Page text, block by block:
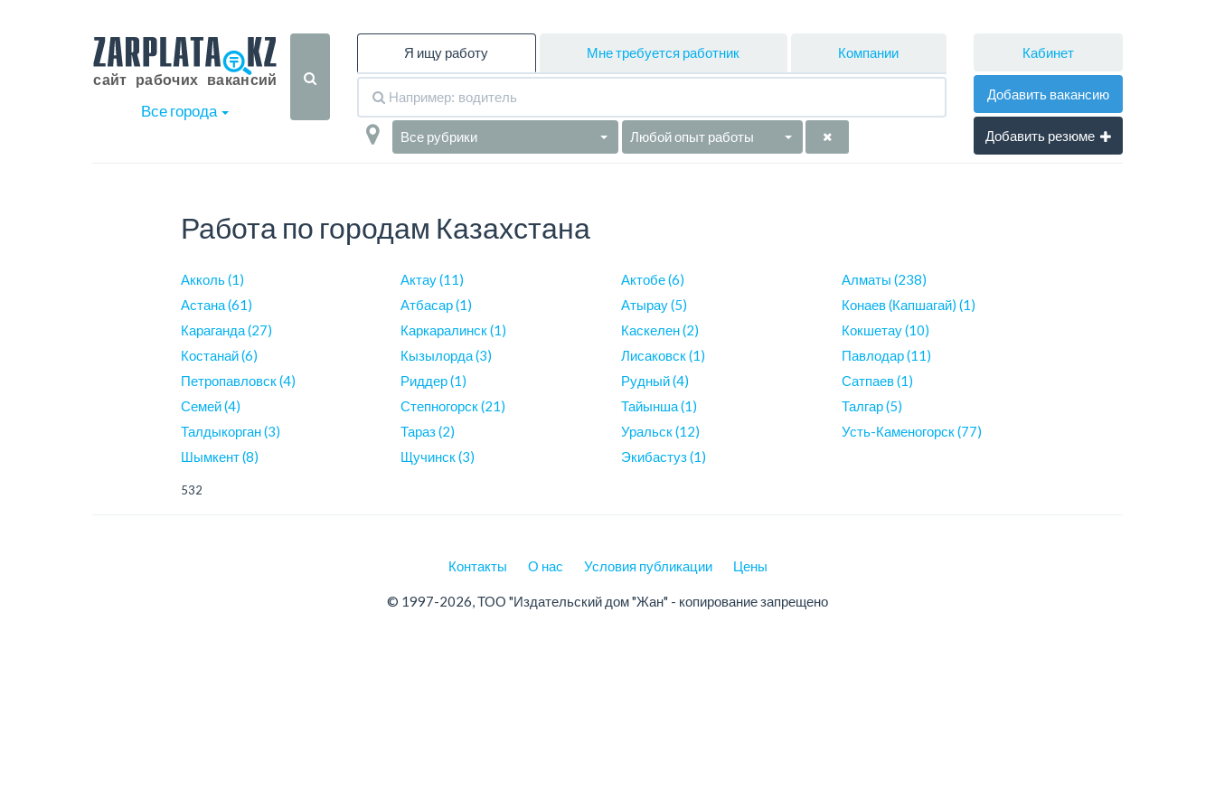
Все города
Я ищу работу Мне требуется работник Компании
Все рубрики Любой опыт работы
Кабинет
Добавить вакансию
Добавить резюме
Работа по городам Казахстана
Акколь (1) Актау (11) Актобе (6)
Алматы (238)
Астана (61)
Атбасар (1) Атырау (5)
Конаев (Капшагай) (1)
Караганда (27)
Каркаралинск (1) Каскелен (2)
Кокшетау (10)
Костанай (6)
Кызылорда (3) Лисаковск (1)
Павлодар (11)
Петропавловск (4)
Риддер (1) Рудный (4)
Сатпаев (1)
Семей (4)
Степногорск (21) Тайынша (1)
Талгар (5)
Талдыкорган (3)
Тараз (2) Уральск (12)
Усть-Каменогорск (77)
Шымкент (8)
Щучинск (3) Экибастуз (1)
532
Контакты О нас Условия публикации Цены
© 1997-2026, ТОО "Издательский дом "Жан" - копирование запрещено